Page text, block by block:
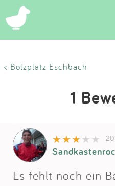
< Bolzplatz Eschbach
1
Es fehlt noch ein